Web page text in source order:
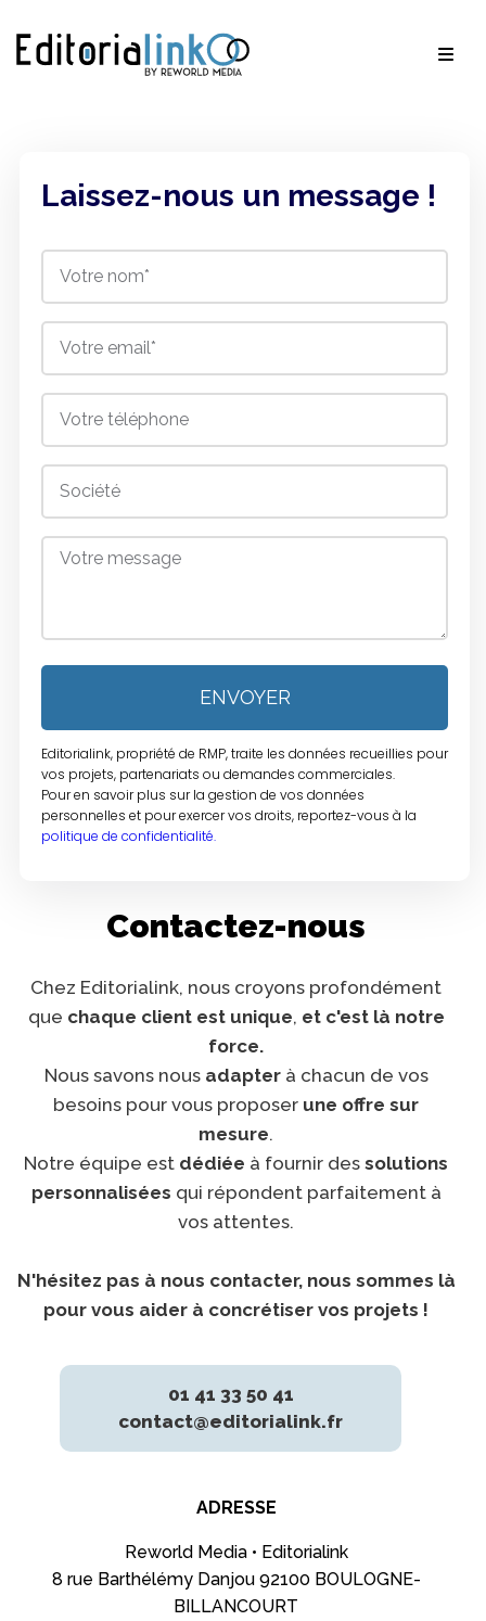
Contactez-nous
Chez Editorialink, nous croyons profondément
que chaque client est unique, et c'est là notre
force.
Nous savons nous adapter à chacun de vos
besoins pour vous proposer une offre sur
mesure.
Notre équipe est dédiée à fournir des solutions
personnalisées qui répondent parfaitement à
vos attentes.
N'hésitez pas à nous contacter, nous sommes là
pour vous aider à concrétiser vos projets !
01 41 33 50 41
contact@editorialink.fr
ADRESSE
Reworld Media • Editorialink
8 rue Barthélémy Danjou 92100 BOULOGNE-
BILLANCOURT
Laissez-nous un message !
ENVOYER
Editorialink, propriété de RMP, traite les données recueillies pour
vos projets, partenariats ou demandes commerciales.
Pour en savoir plus sur la gestion de vos données
personnelles et pour exercer vos droits, reportez-vous à la
politique de confidentialité.